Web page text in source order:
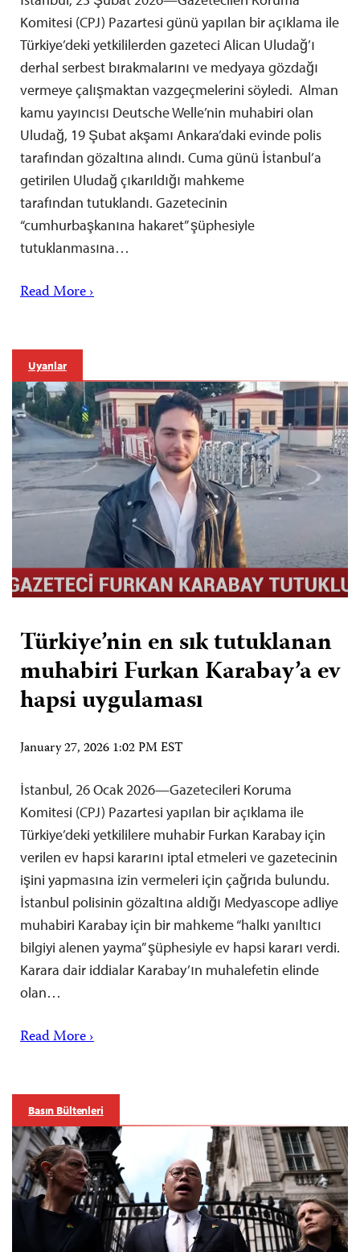
Komitesi (CPJ) Pazartesi günü yapılan bir açıklama ile
Türkiye’deki yetkililerden gazeteci Alican Uludağ’ı
derhal serbest bırakmalarını ve medyaya gözdağı
vermeye çalışmaktan vazgeçmelerini söyledi. Alman
kamu yayıncısı Deutsche Welle’nin muhabiri olan
Uludağ, 19 Şubat akşamı Ankara’daki evinde polis
tarafından gözaltına alındı. Cuma günü İstanbul’a
getirilen Uludağ çıkarıldığı mahkeme
tarafından tutuklandı. Gazetecinin
“cumhurbaşkanına hakaret” şüphesiyle
tutuklanmasına…
Read More ›
Uyarılar
Türkiye’nin en sık tutuklanan
muhabiri Furkan Karabay’a ev
hapsi uygulaması
January 27, 2026 1:02 PM EST
İstanbul, 26 Ocak 2026—Gazetecileri Koruma
Komitesi (CPJ) Pazartesi yapılan bir açıklama ile
Türkiye’deki yetkililere muhabir Furkan Karabay için
verilen ev hapsi kararını iptal etmeleri ve gazetecinin
işini yapmasına izin vermeleri için çağrıda bulundu.
İstanbul polisinin gözaltına aldığı Medyascope adliye
muhabiri Karabay için bir mahkeme “halkı yanıltıcı
bilgiyi alenen yayma” şüphesiyle ev hapsi kararı verdi.
Karara dair iddialar Karabay’ın muhalefetin elinde
olan…
Read More ›
Basın Bültenleri